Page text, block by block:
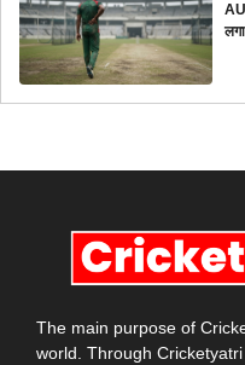
The main purpose of
world. Through